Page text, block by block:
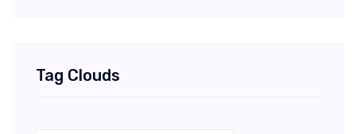
Tag Clouds